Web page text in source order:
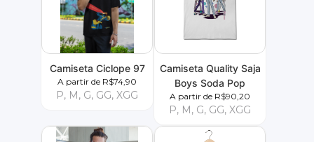
Camiseta Ciclope 97
A partir de R$74,90
P, M, G, GG, XGG
Camiseta Quality Saja
Boys Soda Pop
A partir de R$90,20
P, M, G, GG, XGG